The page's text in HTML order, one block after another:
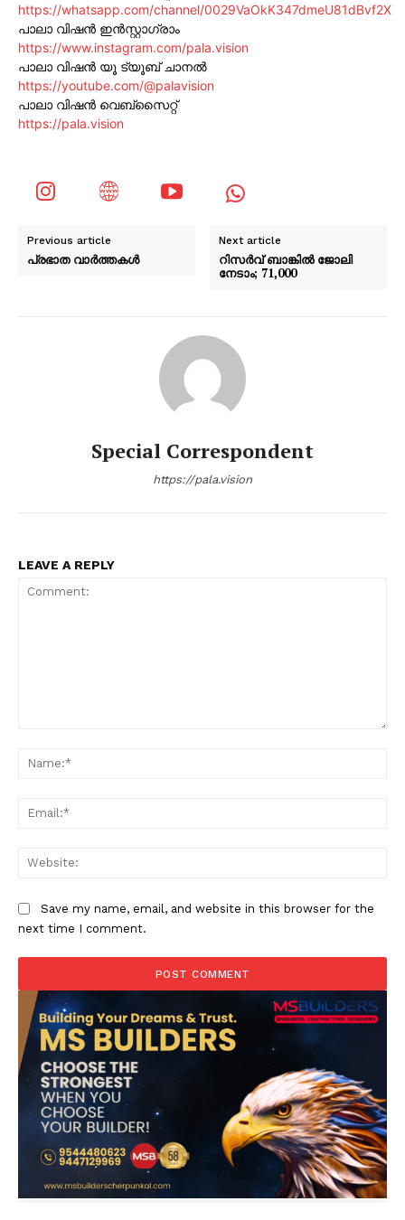
https://whatsapp.com/channel/0029VaOkK347dmeU81dBvf2X
പാലാ വിഷൻ ഇൻസ്റ്റാഗ്രാം
https://www.instagram.com/pala.vision
പാലാ വിഷൻ യൂ ട്യൂബ് ചാനൽ
https://youtube.com/@palavision
പാലാ വിഷൻ വെബ്സൈറ്റ്
https://pala.vision
Previous article
പ്രഭാത വാർത്തകൾ
Next article
റിസർവ് ബാങ്കിൽ ജോലി
നേടാം; 71,000
Special Correspondent
https://pala.vision
LEAVE A REPLY
Save my name, email, and website in this browser for the
next time I comment.